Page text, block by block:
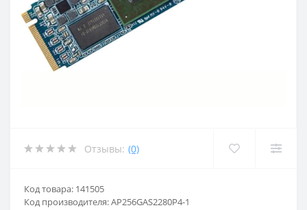
Отзывы: (0)
Код товара: 141505
Код производителя: AP256GAS2280P4-1